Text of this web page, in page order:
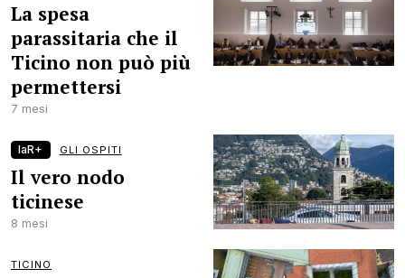
La spesa
parassitaria che il
Ticino non può più
permettersi
7 mesi
laR+ GLI OSPITI
Il vero nodo
ticinese
8 mesi
TICINO